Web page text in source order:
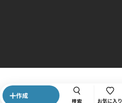
作成
検索 お気に入り